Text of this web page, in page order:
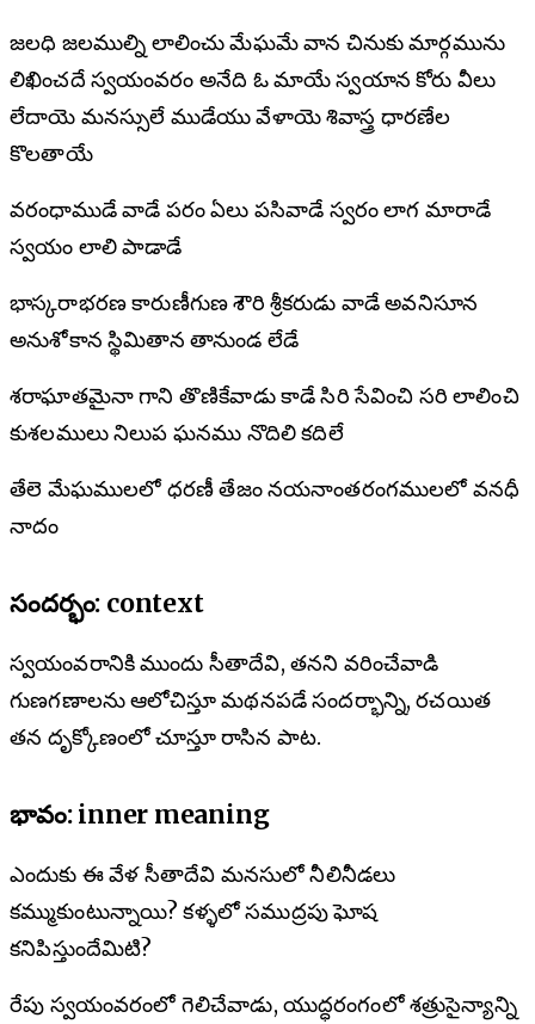
జలధి జలముల్ని లాలించు మేఘమే వాన చినుకు మార్గమును
లిఖించదే స్వయంవరం అనేది ఓ మాయే స్వయాన కోరు వీలు
లేదాయె మనస్సులే ముడేయు వేళాయె శివాస్త్ర ధారణేల
కొలతాయే
వరంధాముడే వాడే పరం ఏలు పసివాడే స్వరం లాగ మారాడే
స్వయం లాలి పాడాడే
భాస్కరాభరణ కారుణీగుణ శౌరి శ్రీకరుడు వాడే అవనిసూన
అనుశోకాన స్థిమితాన తానుండ లేడే
శరాఘాతమైనా గాని తొణికేవాడు కాడే సిరి సేవించి సరి లాలించి
కుశలములు నిలుప ఘనము నొదిలి కదిలే
తేలె మేఘములలో ధరణీ తేజం నయనాంతరంగములలో వనధీ
నాదం
సందర్భం: context
స్వయంవరానికి ముందు సీతాదేవి, తనని వరించేవాడి
గుణగణాలను ఆలోచిస్తూ మథనపడే సందర్భాన్ని, రచయిత
తన దృక్కోణంలో చూస్తూ రాసిన పాట.
భావం: inner meaning
ఎందుకు ఈ వేళ సీతాదేవి మనసులో నీలినీడలు
కమ్ముకుంటున్నాయి? కళ్ళలో సముద్రపు ఘోష
కనిపిస్తుందేమిటి?
రేపు స్వయంవరంలో గెలిచేవాడు, యుద్ధరంగంలో శత్రుసైన్యాన్ని